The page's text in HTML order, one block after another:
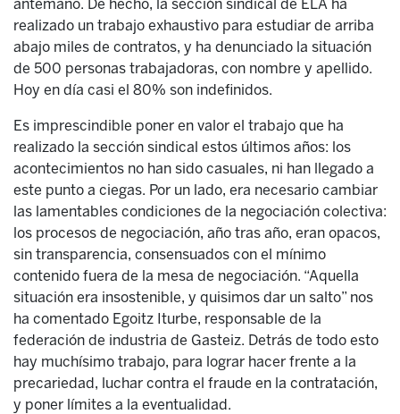
antemano. De hecho, la sección sindical de ELA ha
realizado un trabajo exhaustivo para estudiar de arriba
abajo miles de contratos, y ha denunciado la situación
de 500 personas trabajadoras, con nombre y apellido.
Hoy en día casi el 80% son indefinidos.
Es imprescindible poner en valor el trabajo que ha
realizado la sección sindical estos últimos años: los
acontecimientos no han sido casuales, ni han llegado a
este punto a ciegas. Por un lado, era necesario cambiar
las lamentables condiciones de la negociación colectiva:
los procesos de negociación, año tras año, eran opacos,
sin transparencia, consensuados con el mínimo
contenido fuera de la mesa de negociación. “Aquella
situación era insostenible, y quisimos dar un salto” nos
ha comentado Egoitz Iturbe, responsable de la
federación de industria de Gasteiz. Detrás de todo esto
hay muchísimo trabajo, para lograr hacer frente a la
precariedad, luchar contra el fraude en la contratación,
y poner límites a la eventualidad.